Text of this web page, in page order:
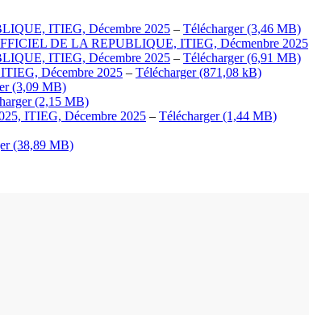
ITIEG, Décembre 2025 – Télécharger
DE LA REPUBLIQUE, ITIEG, Décmenbre 2025
ITIEG, Décembre 2025 – Télécharger
Décembre 2025 – Télécharger
ITIEG, Décembre 2025 – Télécharger